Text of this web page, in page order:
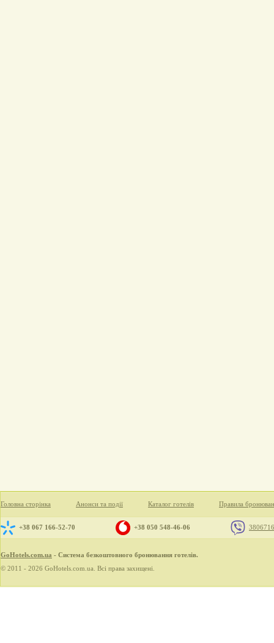
Головна сторінка Анонси та події Каталог готелів Правила
+38 067 166-52-70 +38 050 548-46-06
GoHotels.com.ua - Система безкоштовного бронювання готелів.
© 2011 - 2026 GoHotels.com.ua. Всі права захищені.